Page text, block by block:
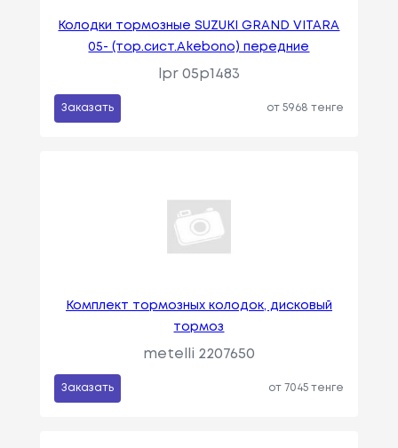
Колодки тормозные SUZUKI GRAND VITARA
05- (тор.сист.Akebono) передние
lpr 05p1483
Заказать от 5968 тенге
Комплект тормозных колодок, дисковый
тормоз
metelli 2207650
Заказать от 7045 тенге